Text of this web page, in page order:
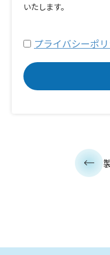
いたします。
プライバシーポ